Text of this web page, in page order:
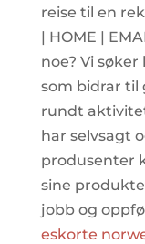
reise til en
| HOME |
noe? Vi
som bidrar til
rundt
har selvsagt
produsenter
sine
jobb og
eskorte